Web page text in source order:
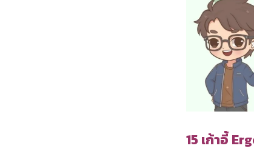
15 เก้าอี้